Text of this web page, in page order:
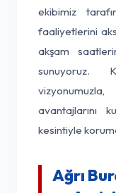
ekibimiz
faaliyetlerini
akşam
sunuyoruz.
avantajlarını
kesintiyle
Ağrı